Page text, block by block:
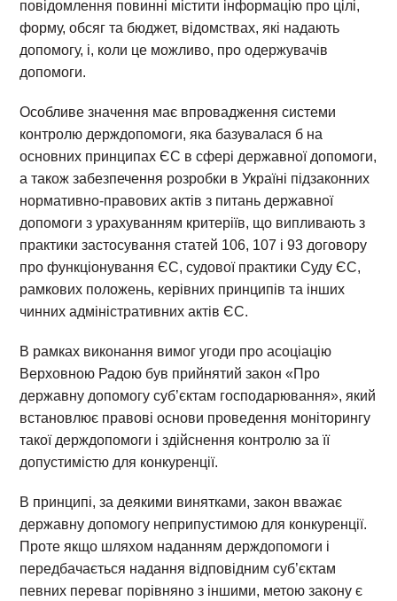
повідомлення повинні містити інформацію про цілі,
форму, обсяг та бюджет, відомствах, які надають
допомогу, і, коли це можливо, про одержувачів
допомоги.
Особливе значення має впровадження системи
контролю держдопомоги, яка базувалася б на
основних принципах ЄС в сфері державної допомоги,
а також забезпечення розробки в Україні підзаконних
нормативно-правових актів з питань державної
допомоги з урахуванням критеріїв, що випливають з
практики застосування статей 106, 107 і 93 договору
про функціонування ЄС, судової практики Суду ЄС,
рамкових положень, керівних принципів та інших
чинних адміністративних актів ЄС.
В рамках виконання вимог угоди про асоціацію
Верховною Радою був прийнятий закон «Про
державну допомогу суб’єктам господарювання», який
встановлює правові основи проведення моніторингу
такої держдопомоги і здійснення контролю за її
допустимістю для конкуренції.
В принципі, за деякими винятками, закон вважає
державну допомогу неприпустимою для конкуренції.
Проте якщо шляхом наданням держдопомоги і
передбачається надання відповідним суб’єктам
певних переваг порівняно з іншими, метою закону є